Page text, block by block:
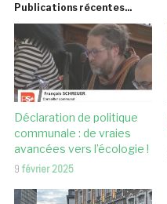
Publications récentes...
Déclaration de politique
communale : de vraies
avancées vers l’écologie !
9 février 2025